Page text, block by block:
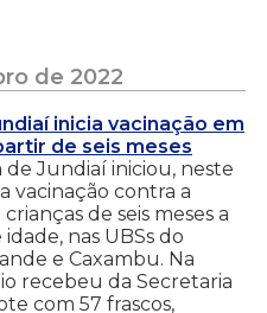
de 2022
inicia vacinação em
de seis meses
Jundiaí iniciou, neste
vacinação contra a
de seis meses a
nas UBSs do
e Caxambu. Na
recebeu da Secretaria
com 57 frascos,